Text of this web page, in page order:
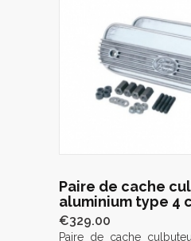
Paire de cache
aluminium type 4
€329.00
Paire de cache